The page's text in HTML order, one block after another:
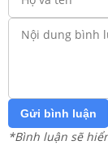
Gửi bình luận
*Bình luận sẽ